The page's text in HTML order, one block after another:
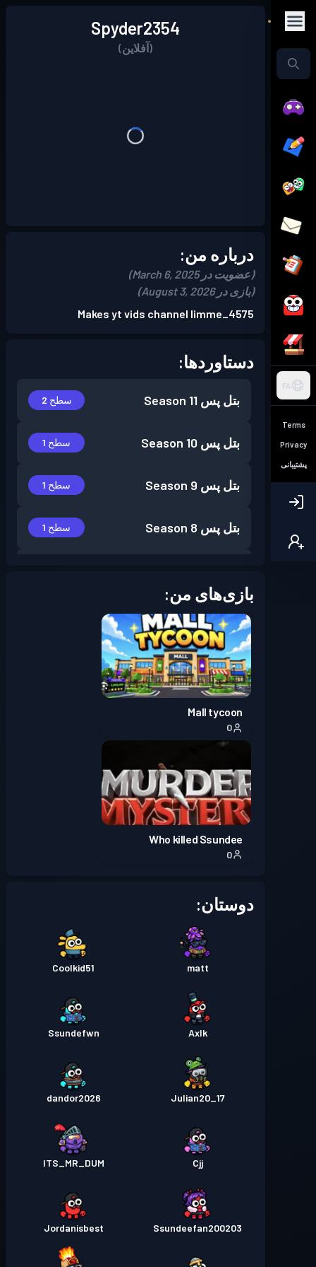
FA
Terms
Privacy
پشتیبانی
Spyder2354
(آفلاین)
درباره من:
(عضویت در March 6, 2025)
(بازی در August 3, 2026)
Makes yt vids channel limme_4575
دستاوردها:
بتل پس Season 11 سطح 2
بتل پس Season 10 سطح 1
بتل پس Season 9 سطح 1
بتل پس Season 8 سطح 1
بتل پس Season 6
بتل پسSeason 5
بتل پسSeason 4
بتل پسSeason 3
بازی‌های من:
Mall tycoon
0
Who killed Ssundee
0
دوستان:
matt
Coolkid51
Axlk
Ssundefwn
Julian20_17
dandor2026
Cjj
ITS_MR_DUM
Ssundeefan200203
Jordanisbest